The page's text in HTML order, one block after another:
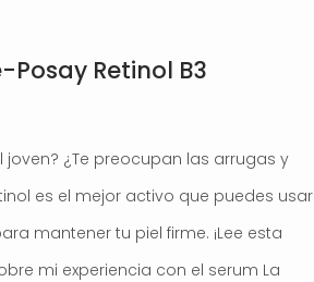
Posay Retinol B3
joven? ¿Te preocupan las arrugas y
es el mejor activo que puedes usar
mantener tu piel firme. ¡Lee esta
mi experiencia con el serum La